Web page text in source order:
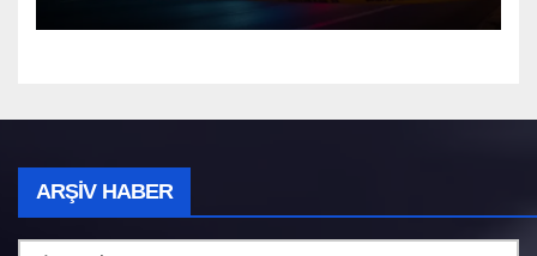
ARŞIV HABER
Haber